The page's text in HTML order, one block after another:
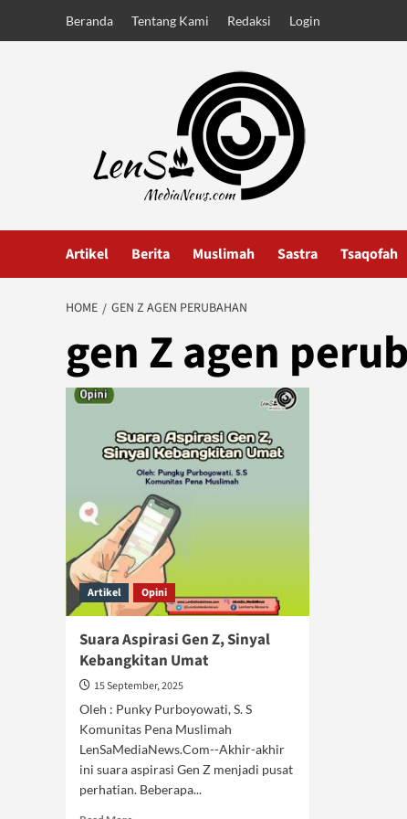
Beranda Tentang Kami Redaksi Login
Artikel Berita Muslimah Sastra Tsaqofah
HOME GEN Z AGEN PERUBAHAN
gen Z agen
Artikel Opini
Suara Aspirasi Gen Z, Sinyal
Kebangkitan Umat
15 September, 2025
Oleh : Punky Purboyowati, S. S
Komunitas Pena Muslimah
LenSaMediaNews.Com--Akhir-akhir
ini suara aspirasi Gen Z menjadi pusat
perhatian. Beberapa...